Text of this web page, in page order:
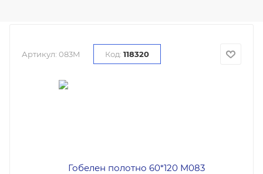
Артикул: 083M Код: 118320